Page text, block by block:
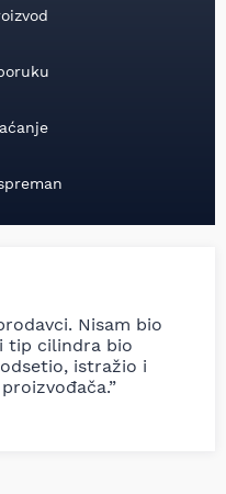
Nisam bio
tip cilindra bio
istražio i